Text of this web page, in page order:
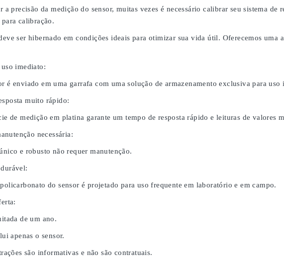
a precisão da medição do sensor, muitas vezes é necessário calibrar seu sistema de
calibração.
ser hibernado em condições ideais para otimizar sua vida útil. Oferecemos uma
imediato:
é enviado em uma garrafa com uma solução de armazenamento exclusiva para uso
muito rápido:
de medição em platina garante um tempo de resposta rápido e leituras de valores
necessária:
e robusto não requer manutenção.
do sensor é projetado para uso frequente em laboratório e em campo.
de um ano.
apenas o sensor.
são informativas e não são contratuais.